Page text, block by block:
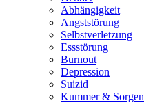
Abhängigkeit
Angststörung
Selbstverletzung
Essstörung
Burnout
Depression
Suizid
Kummer & Sorgen